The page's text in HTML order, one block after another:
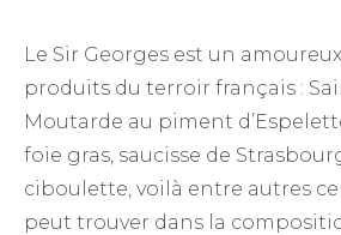
Le Sir Georges est un
produits du terroir français :
Moutarde au piment
foie gras, saucisse de
ciboulette, voilà entre autres ce
peut trouver dans la